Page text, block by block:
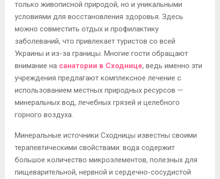
только живописной природой, но и уникальными
условиями для восстановления здоровья. Здесь
можно совместить отдых и профилактику
заболеваний, что привлекает туристов со всей
Украины и из-за границы. Многие гости обращают
внимание на санатории в Сходнице, ведь именно эти
учреждения предлагают комплексное лечение с
использованием местных природных ресурсов —
минеральных вод, лечебных грязей и целебного
горного воздуха.
Минеральные источники Сходницы известны своими
терапевтическими свойствами: вода содержит
большое количество микроэлементов, полезных для
пищеварительной, нервной и сердечно-сосудистой